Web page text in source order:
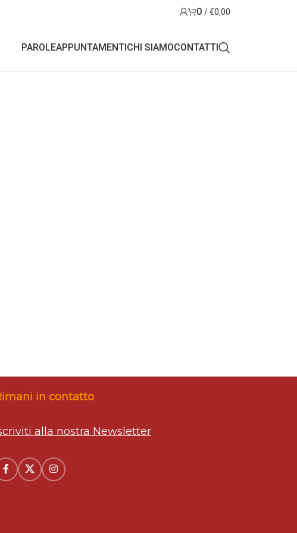
0 /€0,00
PAROLEAPPUNTAMENTICHI SIAMOCONTATTI
in contatto
alla nostra Newsletter